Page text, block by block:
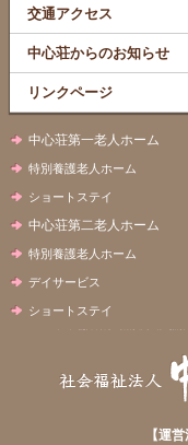
交通アクセス
中心荘からのお知らせ
リンクページ
中心荘第一老人ホーム
特別養護老人ホーム
ショートステイ
中心荘第二老人ホーム
特別養護老人ホーム
デイサービス
ショートステイ
【運